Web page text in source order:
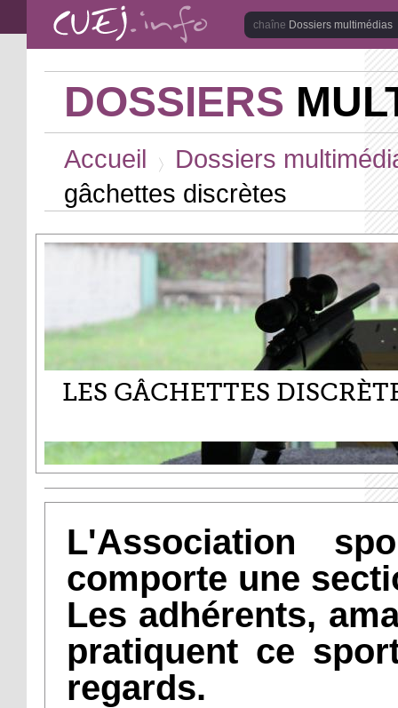
Aller au contenu principal
Dossiers multimédias
DOSSIERS
Accueil
Dossiers
gâchettes discrètes
LES GÂCHETTES
L'Association
comporte une
Les adhérents,
pratiquent ce
regards.